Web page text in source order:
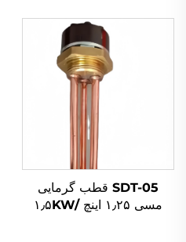
لوله خلاء جمع‌کننده انرژی
خورشیدی و عایق راک ول
SDT-05 قطب گرمایی
مسی ۱٫۲۵ اینچ ۱٫۵KW/